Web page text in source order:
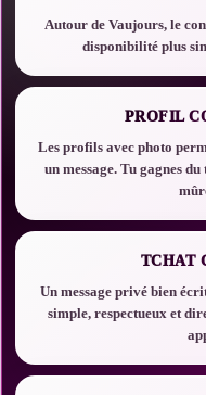
Autour de Vaujours, le
disponibilité plus
PROFIL
Les profils avec photo
un message. Tu gagnes
TCHAT
Un message privé bien
simple, respectueux et